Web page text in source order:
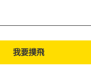
我要撲飛